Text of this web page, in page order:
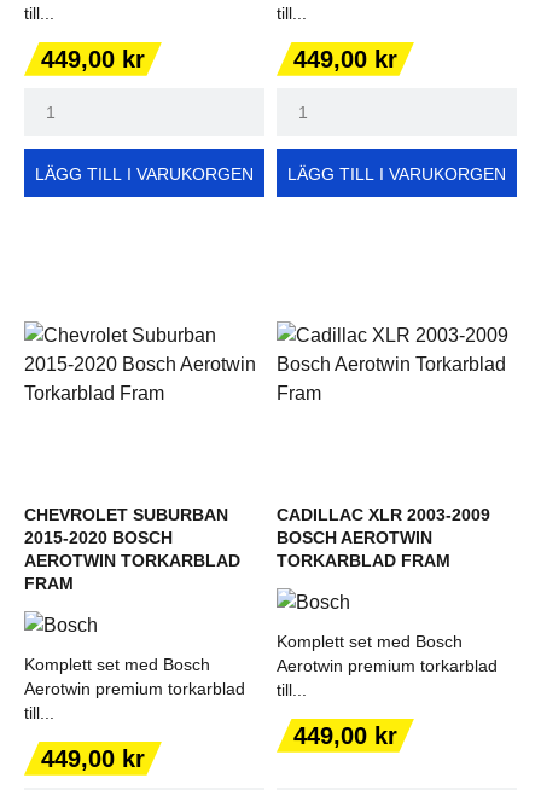
till...
Pris
449,00 kr
LÄGG TILL I VARUKORGEN
till...
Pris
449,00 kr
LÄGG TILL I VARUKORGEN
CHEVROLET SUBURBAN
2015-2020 BOSCH
AEROTWIN TORKARBLAD
FRAM
Komplett set med Bosch
Aerotwin premium torkarblad
till...
Pris
449,00 kr
CADILLAC XLR 2003-2009
BOSCH AEROTWIN
TORKARBLAD FRAM
Komplett set med Bosch
Aerotwin premium torkarblad
till...
Pris
449,00 kr